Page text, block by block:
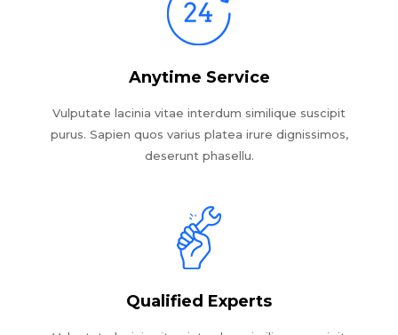
Anytime Service
Vulputate lacinia vitae interdum similique suscipit
purus. Sapien quos varius platea irure dignissimos,
deserunt phasellu.
Qualified Experts